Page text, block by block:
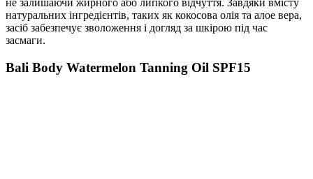
не залишаючи жирного або липкого відчуття. Завдяки вмісту
натуральних інгредієнтів, таких як кокосова олія та алое вера,
засіб забезпечує зволоження і догляд за шкірою під час
засмаги.
Bali Body Watermelon Tanning Oil SPF15